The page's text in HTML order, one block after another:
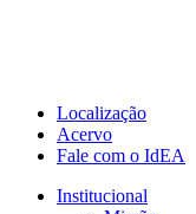
Localização
Acervo
Fale com o IdEA
Institucional